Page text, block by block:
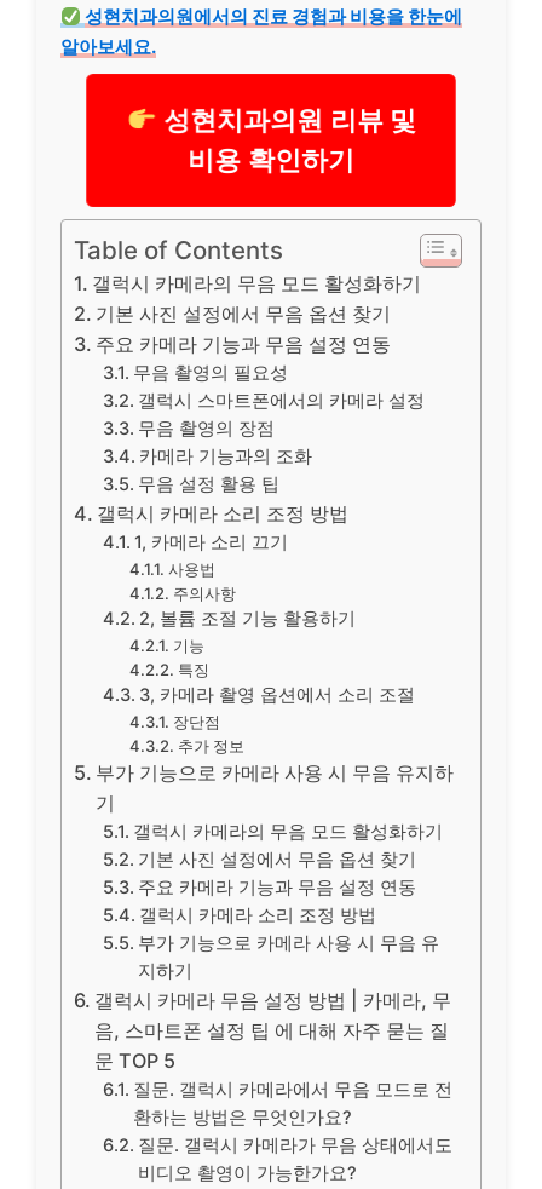
성현치과의원에서의 진료 경험과비용을 한눈에
알아보세요.
성현치과의원 리뷰 및
비용 확인하기
Table of Contents
갤럭시 카메라의 무음 모드 활성화하기
기본 사진 설정에서 무음 옵션 찾기
주요 카메라 기능과 무음 설정 연동
무음 촬영의 필요성
갤럭시 스마트폰에서의 카메라 설정
무음 촬영의 장점
카메라 기능과의 조화
무음 설정 활용 팁
갤럭시 카메라 소리 조정 방법
1, 카메라 소리 끄기
사용법
주의사항
2, 볼륨 조절 기능 활용하기
기능
특징
3, 카메라 촬영 옵션에서 소리 조절
장단점
추가 정보
부가 기능으로 카메라 사용 시 무음 유지하
기
갤럭시 카메라의 무음 모드 활성화하기
기본 사진 설정에서 무음 옵션 찾기
주요 카메라 기능과 무음 설정 연동
갤럭시 카메라 소리 조정 방법
부가 기능으로 카메라 사용 시 무음 유
지하기
갤럭시 카메라 무음 설정 방법 | 카메라, 무
음, 스마트폰 설정 팁 에 대해 자주 묻는 질
문 TOP 5
질문. 갤럭시 카메라에서 무음 모드로 전
환하는 방법은 무엇인가요?
질문. 갤럭시 카메라가 무음 상태에서도
비디오 촬영이 가능한가요?